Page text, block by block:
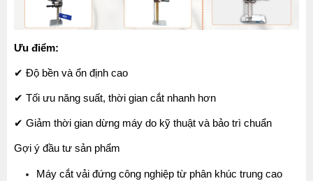
Ưu điểm:
✔ Độ bền và ổn định cao
✔ Tối ưu năng suất, thời gian cắt nhanh hơn
✔ Giảm thời gian dừng máy do kỹ thuật và bảo trì chuẩn
Gợi ý đầu tư sản phẩm
Máy cắt vải đứng công nghiệp từ phân khúc trung cao